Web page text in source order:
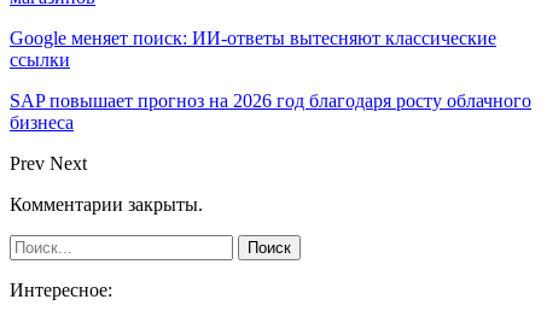
Google меняет поиск: ИИ-ответы вытесняют классические
ссылки
SAP повышает прогноз на 2026 год благодаря росту облачного
бизнеса
Prev Next
Комментарии закрыты.
Интересное: